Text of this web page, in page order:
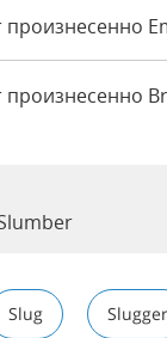
произнесенно
произнесенно
Slug Slugger